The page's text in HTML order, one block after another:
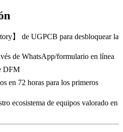
】 de UGPCB para desbloquear la
de WhatsApp/formulario en línea
DFM
en 72 horas para los primeros
ecosistema de equipos valorado en